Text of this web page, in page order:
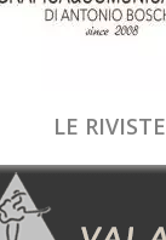
LE RIVISTE